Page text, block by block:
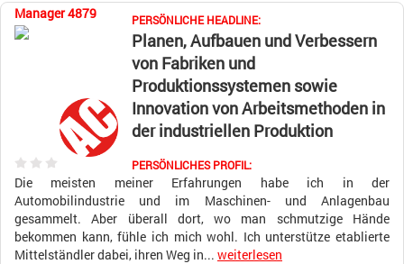
Manager 4879 PERSÖNLICHE HEADLINE:
Planen, Aufbauen und Verbessern
von Fabriken und
Produktionssystemen sowie
Innovation von Arbeitsmethoden in
der industriellen Produktion
PERSÖNLICHES PROFIL:
Die meisten meiner Erfahrungen habe ich in der
Automobilindustrie und im Maschinen- und Anlagenbau
gesammelt. Aber überall dort, wo man schmutzige Hände
bekommen kann, fühle ich mich wohl. Ich unterstütze etablierte
Mittelständler dabei, ihren Weg in... weiterlesen